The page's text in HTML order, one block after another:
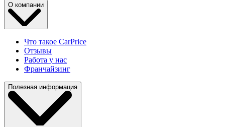
О компании
Что такое CarPrice
Отзывы
Работа у нас
Франчайзинг
Полезная информация